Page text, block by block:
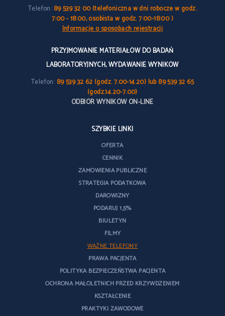
Telefon: 89 539 32 00 (telefoniczna w dni robocze w godz.
7:00 - 18:00, osobista w godz. 7:00-18:00 )
Informacje o sposobach rejestracji
PRZYJMOWANIE MATERIAŁÓW DO BADAŃ
LABORATORYJNYCH, WYDAWANIE WYNIKÓW
Telefon: 89 539 32 62 (godz. 7.00-14.20) lub 89 539 32 65
(godz.14.20-7.00)
ODBIÓR WYNIKÓW ON-LINE
SZYBKIE LINKI
OFERTA
CENNIK
ZAMÓWIENIA PUBLICZNE
STRATEGIA PODATKOWA
DAROWIZNY
PODARUJ 1,5%
BIULETYN
FILMY
WAŻNE TELEFONY
PRAWA PACJENTA
POLITYKA BEZPIECZEŃSTWA PACJENTA
OCHRONA MAŁOLETNICH PRZED KRZYWDZENIEM
KSZTAŁCENIE
PRAKTYKI ZAWODOWE